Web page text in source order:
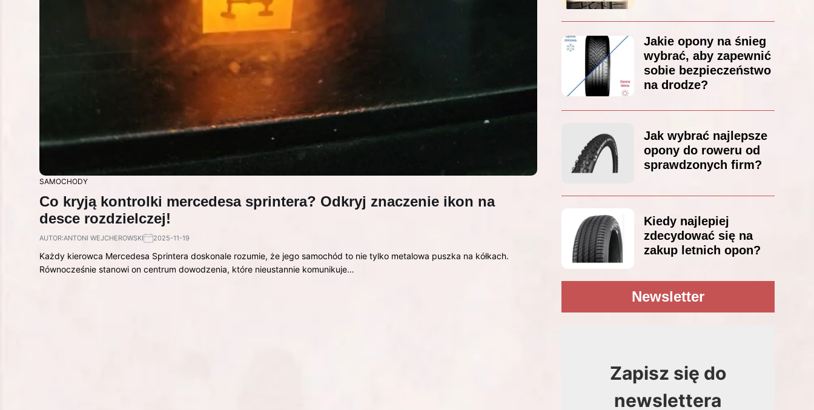
SAMOCHODY
Co kryją kontrolki mercedesa sprintera? Odkryj znaczenie ikon na
desce rozdzielczej!
AUTOR:ANTONI WEJCHEROWSKI 2025-11-19
Każdy kierowca Mercedesa Sprintera doskonale rozumie, że jego samochód to nie tylko metalowa puszka na kółkach.
Równocześnie stanowi on centrum dowodzenia, które nieustannie komunikuje…
Jakie opony na śnieg
wybrać, aby zapewnić
sobie bezpieczeństwo
na drodze?
Jak wybrać najlepsze
opony do roweru od
sprawdzonych firm?
Kiedy najlepiej
zdecydować się na
zakup letnich opon?
Newsletter
Zapisz się do
newslettera